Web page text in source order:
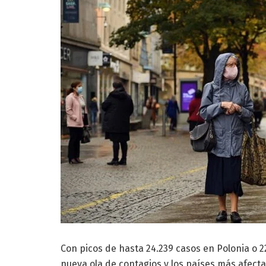
Con picos de hasta 24.239 casos en Polonia